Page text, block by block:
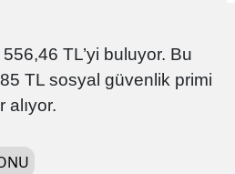
TL’yi buluyor. Bu
TL sosyal güvenlik primi
alıyor.